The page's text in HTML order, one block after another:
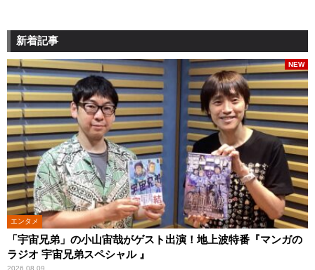
新着記事
エンタメ
「宇宙兄弟」の小山宙哉がゲスト出演！地上波特番『マンガの
ラジオ 宇宙兄弟スペシャル 』
2026.08.09
NEW